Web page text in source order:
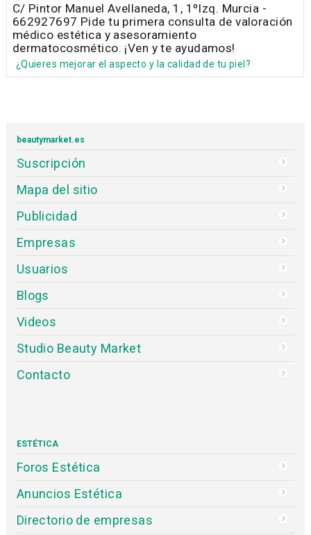
C/ Pintor Manuel Avellaneda, 1, 1ºIzq. Murcia -
662927697 Pide tu primera consulta de valoración
médico estética y asesoramiento
dermatocosmético. ¡Ven y te ayudamos!
¿Quieres mejorar el aspecto y la calidad de tu piel?
beautymarket.es
Suscripción
Mapa del sitio
Publicidad
Empresas
Usuarios
Blogs
Videos
Studio Beauty Market
Contacto
ESTÉTICA
Foros Estética
Anuncios Estética
Directorio de empresas